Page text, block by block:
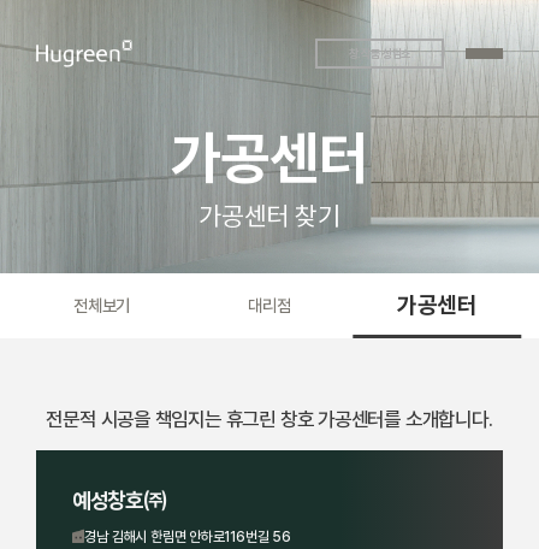
창.작품 상담소
가공센터
가공센터 찾기
전체보기 대리점 가공센터
전문적 시공을 책임지는 휴그린 창호 가공센터를 소개합니다.
예성창호㈜
경남 김해시 한림면 안하로116번길 56